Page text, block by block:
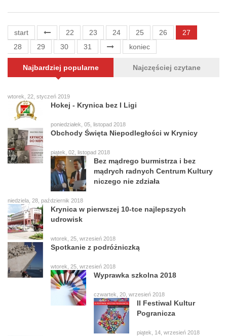
start 22 23 24 25 26
27
28
29 30 31 koniec
Najbardziej popularne Najczęściej czytane
wtorek, 22, styczeń 2019
Hokej - Krynica bez I Ligi
poniedziałek, 05, listopad 2018
Obchody Święta Niepodległości w Krynicy
piątek, 02, listopad 2018
Bez mądrego burmistrza i bez
mądrych radnych Centrum Kultury
niczego nie zdziała
niedziela, 28, październik 2018
Krynica w pierwszej 10-tce najlepszych
udrowisk
wtorek, 25, wrzesień 2018
Spotkanie z podróżniczką
wtorek, 25, wrzesień 2018
Wyprawka szkolna 2018
czwartek, 20, wrzesień 2018
II Festiwal Kultur
Pogranicza
piątek, 14, wrzesień 2018